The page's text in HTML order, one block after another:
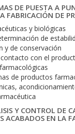
DE PUESTA A
FABRICACIÓN DE
y biológicas
de
y de conservación
con el
de productos
Y CONTROL DE
ACABADOS EN LA